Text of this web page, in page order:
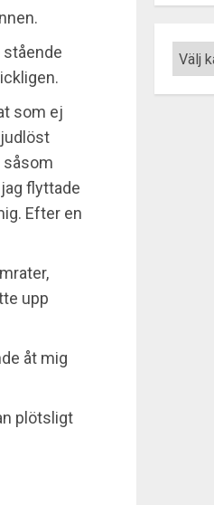
stående
som ej
såsom
flyttade
Efter en
upp
åt mig
plötsligt